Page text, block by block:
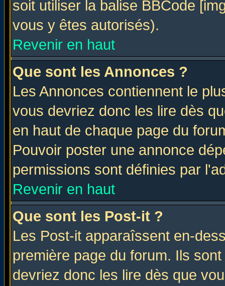
soit utiliser la balise BBCode
vous y êtes autorisés).
Revenir en haut
Que sont les Annonces ?
Les Annonces contiennent le
vous devriez donc les lire dès
en haut de chaque page du
Pouvoir poster une annonce
permissions sont définies par
Revenir en haut
Que sont les Post-it ?
Les Post-it apparaîssent en-
première page du forum. Ils
devriez donc les lire dès que